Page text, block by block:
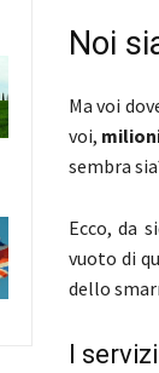
Noi
Ma voi
voi,
sembra
Ecco, da
vuoto di
dello
I